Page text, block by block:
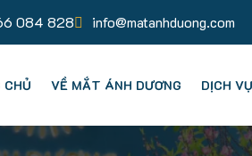
084 828 info@matanhduong.com
CHỦ VỀ MẮT ÁNH DƯƠNG DỊCH VỤ